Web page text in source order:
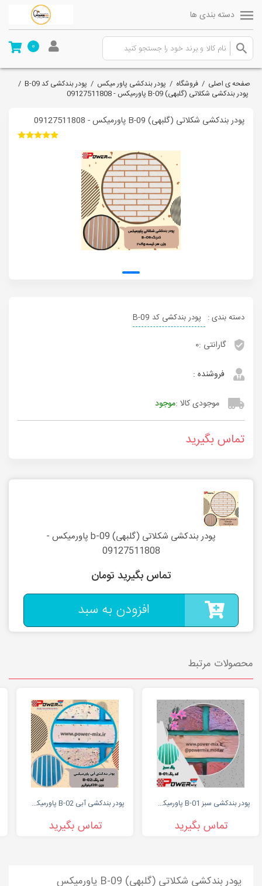
دسته بندی ها
0
صفحه ی اصلی / فروشگاه / پودر بندکشی پاور میکس / پودر بندکشی کد B-09
/
پودر بندکشی شکلاتی (گلبهی) B-09 پاورمیکس - 09127511808
پودر بندکشی شکلاتی (گلبهی) B-09 پاورمیکس - 09127511808
دسته بندی : پودر بندکشی کد B-09
گارانتی :0
فروشنده :
موجودی کالا :موجود
تماس بگیرید
پودر بندکشی شکلاتی (گلبهی) b-09 پاورمیکس -
09127511808
تماس بگیرید تومان
افزودن به سبد
محصولات مرتبط
پودر بندکشی سبز B-01 پاورمیکس | 09127511808
تماس بگیرید
پودر بندکشی آبی B-02 پاورمیکس 09127511808
تماس بگیرید
پودر بندکشی شکلاتی (گلبهی) B-09 پاورمیکس